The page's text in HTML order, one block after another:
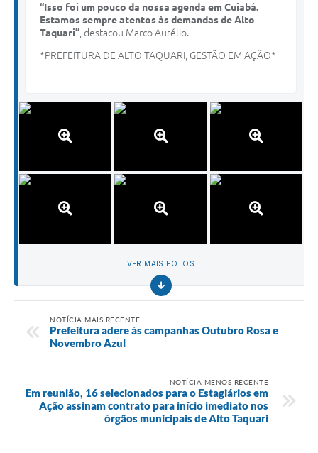
“Isso foi um pouco da nossa agenda em Cuiabá.
Estamos sempre atentos às demandas de Alto
Taquari” , destacou Marco Aurélio.
*PREFEITURA DE ALTO TAQUARI, GESTÃO EM AÇÃO*
VER MAIS FOTOS
NOTÍCIA MAIS RECENTE
Prefeitura adere às campanhas Outubro Rosa e
Novembro Azul
NOTÍCIA MENOS RECENTE
Em reunião, 16 selecionados para o Estagiários em
Ação assinam contrato para início imediato nos
órgãos municipais de Alto Taquari